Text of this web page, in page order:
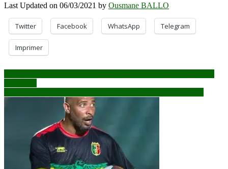
Last Updated on 06/03/2021 by Ousmane BALLO
Twitter Facebook WhatsApp Telegram
Imprimer
Navigation
de
l’article